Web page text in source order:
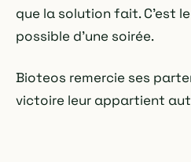
que la solution fait. C'est
possible d'une soirée.
Bioteos remercie ses
victoire leur appartient